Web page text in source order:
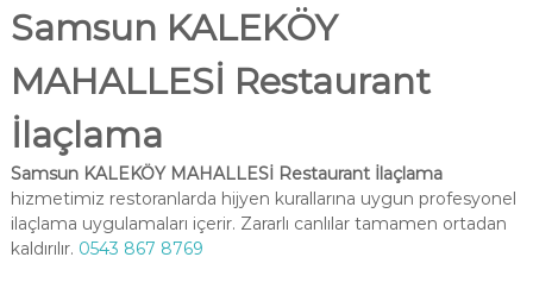
Samsun KALEKÖY
MAHALLESİ Restaurant
İlaçlama
Samsun KALEKÖY MAHALLESİ Restaurant İlaçlama
hizmetimiz restoranlarda hijyen kurallarına uygun profesyonel
ilaçlama uygulamaları içerir. Zararlı canlılar tamamen ortadan
kaldırılır. 0543 867 8769